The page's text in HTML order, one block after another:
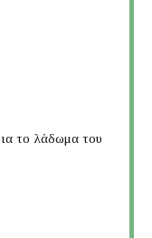
το λάδωμα του